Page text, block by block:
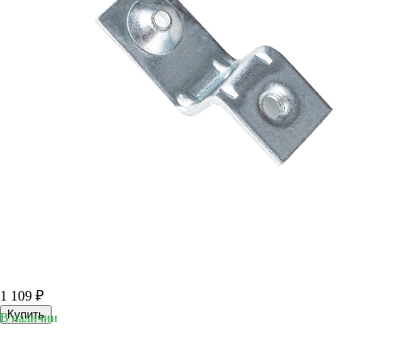
1 109 ₽
Купить
В наличии